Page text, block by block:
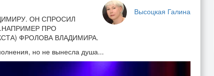
Высоцкая Галина
ОН СПРОСИЛ
ПРО
ФРОЛОВА ВЛАДИМИРА.
но не вынесла душа...